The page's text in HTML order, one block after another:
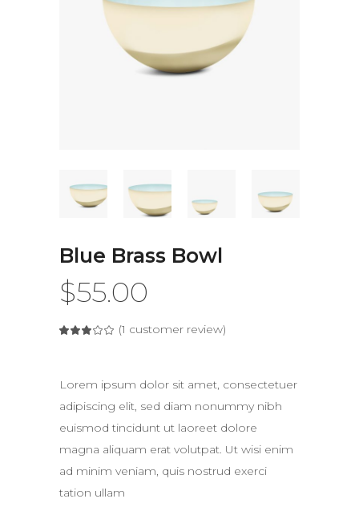
Blue Brass Bowl
$55.00
Rated
on
1
rating
(1 customer review)
Lorem ipsum dolor sit amet, consectetuer
adipiscing elit, sed diam nonummy nibh
euismod tincidunt ut laoreet dolore
magna aliquam erat volutpat. Ut wisi enim
ad minim veniam, quis nostrud exerci
tation ullam